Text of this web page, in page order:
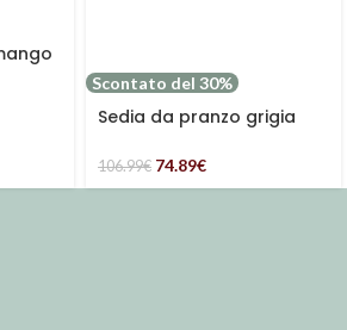
Scontato del 30%
Sedia da pranzo grigia
106.99€ 74.89€